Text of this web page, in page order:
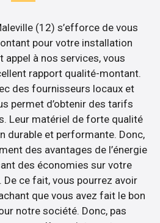
(12) s’efforce de vous
pour votre installation
appel à nos services, vous
rapport qualité-montant.
des fournisseurs locaux et
permet d’obtenir des tarifs
Leur matériel de forte qualité
durable et performante. Donc,
des avantages de l’énergie
des économies sur votre
ce fait, vous pourrez avoir
que vous avez fait le bon
notre société. Donc, pas